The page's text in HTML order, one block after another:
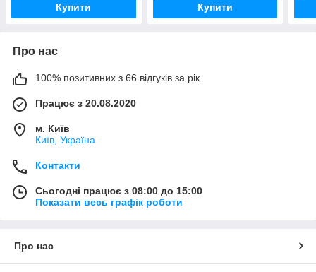
Купити Купити
Про нас
100% позитивних з 66 відгуків за рік
Працює з 20.08.2020
м. Київ
Київ, Україна
Контакти
Сьогодні працює з 08:00 до 15:00
Показати весь графік роботи
Про нас